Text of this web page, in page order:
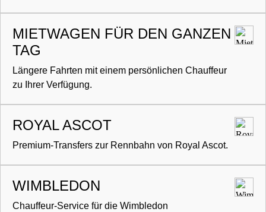
MIETWAGEN FÜR DEN GANZEN
TAG
Längere Fahrten mit einem persönlichen Chauffeur
zu Ihrer Verfügung.
ROYAL ASCOT
Premium-Transfers zur Rennbahn von Royal Ascot.
WIMBLEDON
Chauffeur-Service für die Wimbledon